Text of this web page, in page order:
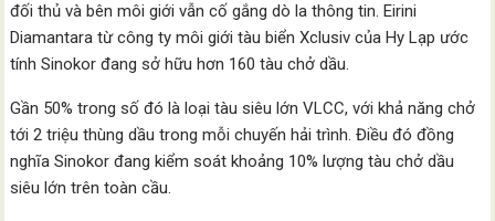
đối thủ và bên môi giới vẫn cố gắng dò la thông tin. Eirini
Diamantara từ công ty môi giới tàu biển Xclusiv của Hy Lạp ước
tính Sinokor đang sở hữu hơn 160 tàu chở dầu.
Gần 50% trong số đó là loại tàu siêu lớn VLCC, với khả năng chở
tới 2 triệu thùng dầu trong mỗi chuyến hải trình. Điều đó đồng
nghĩa Sinokor đang kiểm soát khoảng 10% lượng tàu chở dầu
siêu lớn trên toàn cầu.